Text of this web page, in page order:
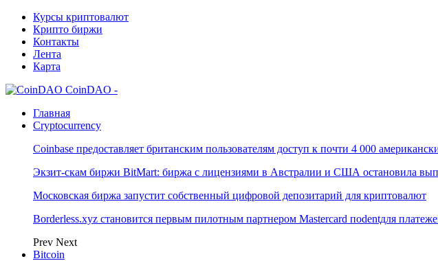
Курсы криптовалют
Крипто биржи
Контакты
Лента
Карта
CoinDAO -
Главная
Cryptocurrency
Coinbase предоставляет британским пользователям доступ к почти 4 000
Экзит-скам биржи BitMart: биржа с лицензиями в Австралии и США остановила
Московская биржа запустит собственный цифровой депозитарий для криптовалют
Borderless.xyz становится первым пилотным партнером Mastercard поdentдля
Prev Next
Bitcoin